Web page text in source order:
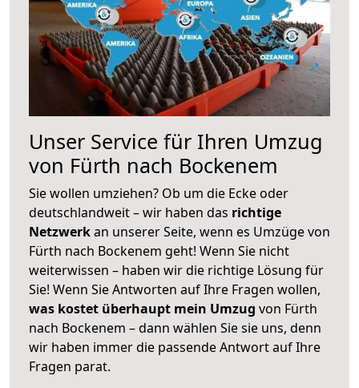
Unser Service für Ihren Umzug
von Fürth nach Bockenem
Sie wollen umziehen? Ob um die Ecke oder
deutschlandweit – wir haben das richtige
Netzwerkan unserer Seite, wenn es Umzüge von
Fürth nach Bockenem geht! Wenn Sie nicht
weiterwissen – haben wir die richtige Lösung für
Sie! Wenn Sie Antworten auf Ihre Fragen wollen,
was kostet überhaupt mein Umzug von Fürth
nach Bockenem – dann wählen Sie sie uns, denn
wir haben immer die passende Antwort auf Ihre
Fragen parat.